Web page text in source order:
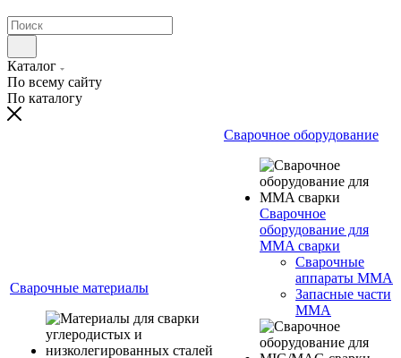
Каталог
По всему сайту
По каталогу
Сварочные материалы
Сварочное оборудование
Сварочное
оборудование для
MMA сварки
Сварочные
аппараты MMA
Запасные части
MMA